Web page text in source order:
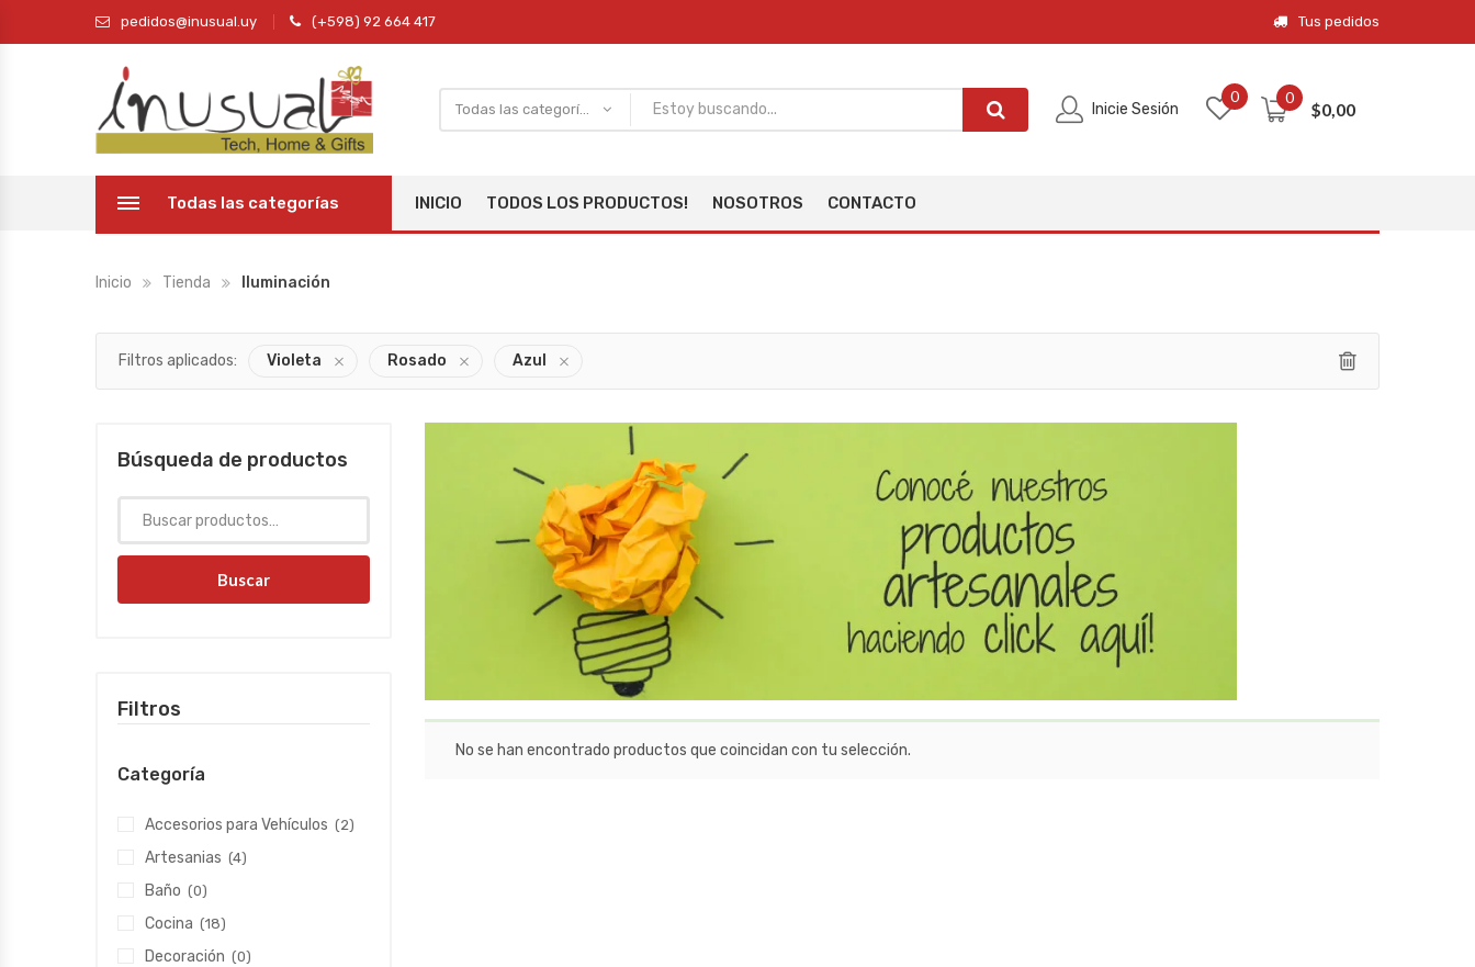
pedidos@inusual.uy (+598) 92 664 417 Tus pedidos
Inicie Sesión
0 0
$0,00
Todas las categorías INICIO TODOS LOS PRODUCTOS! NOSOTROS CONTACTO
Inicio Tienda Iluminación
Filtros aplicados: Violeta Rosado Azul
No se han encontrado productos que coincidan con tu selección.
Búsqueda de productos
Buscar
Filtros
Categoría
Accesorios para Vehículos (2)
Artesanias (4)
Baño (0)
Cocina (18)
Decoración (0)